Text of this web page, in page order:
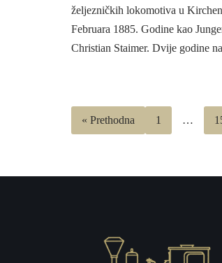
željezničkih lokomotiva u
Februara 1885. Godine kao
Christian Staimer. Dvije godine
« Prethodna 1 …